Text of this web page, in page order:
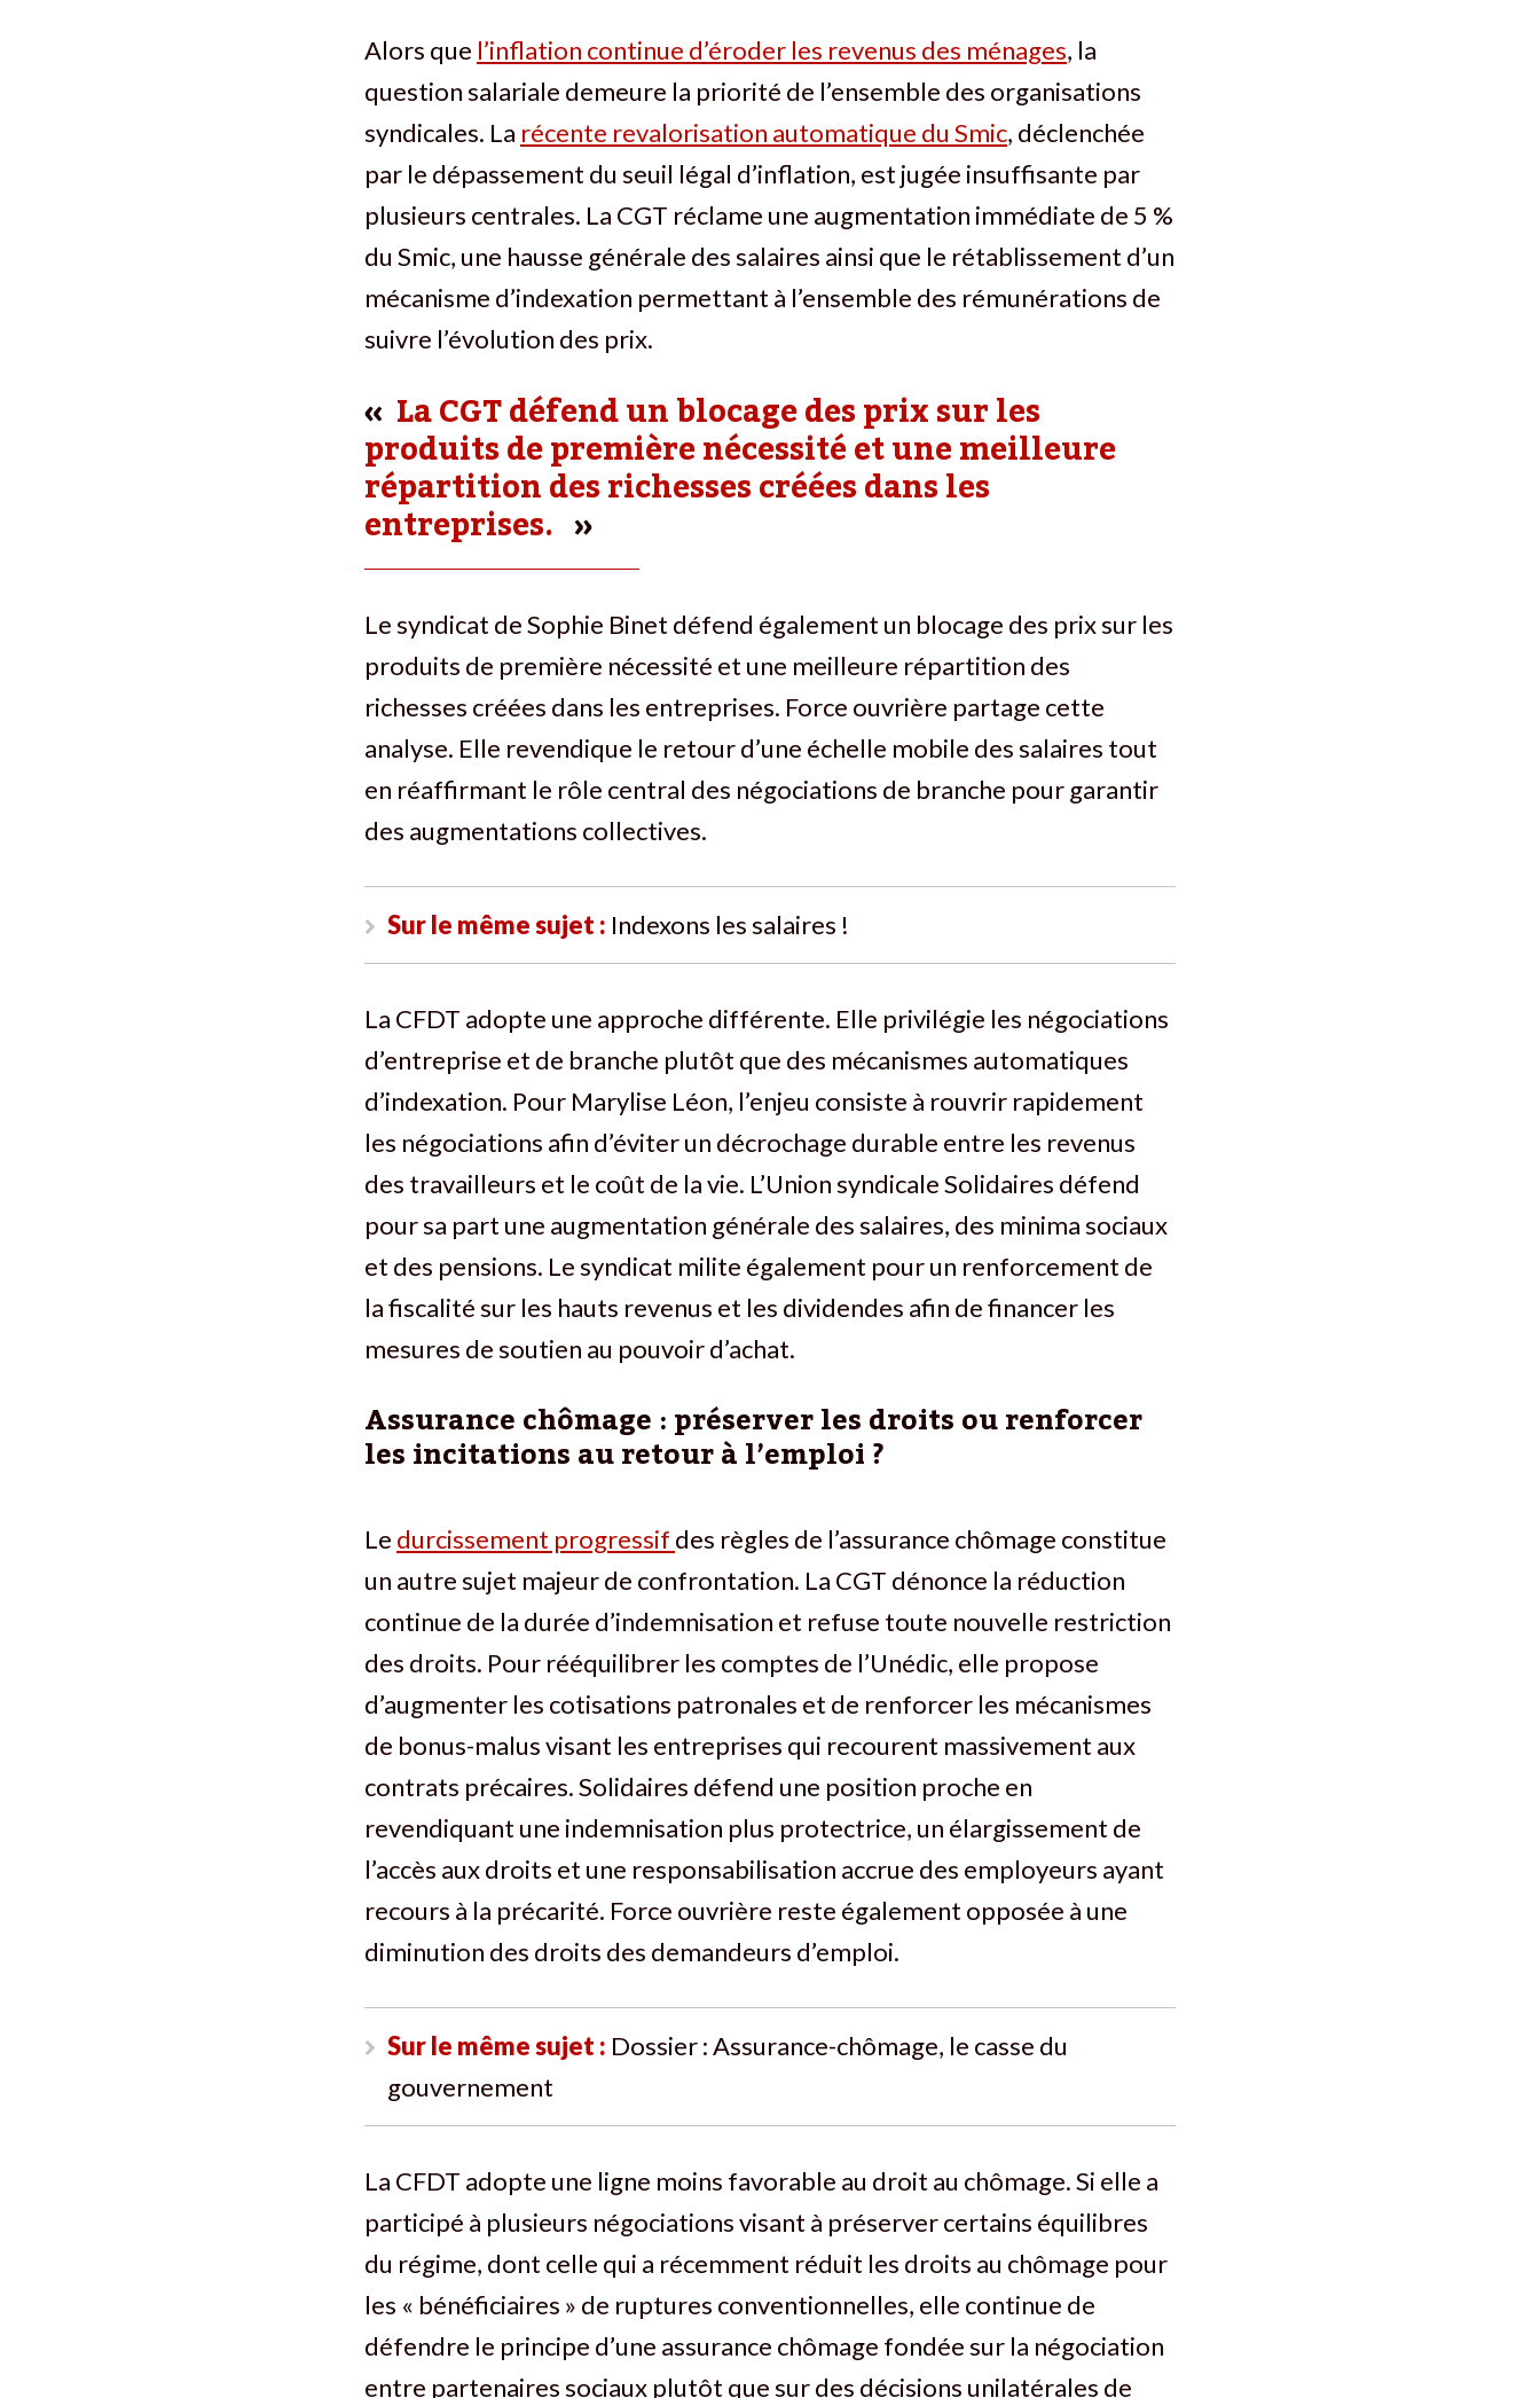
Alors que l’inflation continue d’éroder les revenus des ménages, la
question salariale demeure la priorité de l’ensemble des organisations
syndicales. La récente revalorisation automatique du Smic, déclenchée
par le dépassement du seuil légal d’inflation, est jugée insuffisante par
plusieurs centrales. La CGT réclame une augmentation immédiate de 5 %
du Smic, une hausse générale des salaires ainsi que le rétablissement d’un
mécanisme d’indexation permettant à l’ensemble des rémunérations de
suivre l’évolution des prix.
La CGT défend un blocage des prix sur les
produits de première nécessité et une meilleure
répartition des richesses créées dans les
entreprises.
Le syndicat de Sophie Binet défend également un blocage des prix sur les
produits de première nécessité et une meilleure répartition des
richesses créées dans les entreprises. Force ouvrière partage cette
analyse. Elle revendique le retour d’une échelle mobile des salaires tout
en réaffirmant le rôle central des négociations de branche pour garantir
des augmentations collectives.
Sur le même sujet : Indexons les salaires !
La CFDT adopte une approche différente. Elle privilégie les négociations
d’entreprise et de branche plutôt que des mécanismes automatiques
d’indexation. Pour Marylise Léon, l’enjeu consiste à rouvrir rapidement
les négociations afin d’éviter un décrochage durable entre les revenus
des travailleurs et le coût de la vie. L’Union syndicale Solidaires défend
pour sa part une augmentation générale des salaires, des minima sociaux
et des pensions. Le syndicat milite également pour un renforcement de
la fiscalité sur les hauts revenus et les dividendes afin de financer les
mesures de soutien au pouvoir d’achat.
Assurance chômage : préserver les droits ou renforcer
les incitations au retour à l’emploi ?
Le durcissement progressif des règles de l’assurance chômage constitue
un autre sujet majeur de confrontation. La CGT dénonce la réduction
continue de la durée d’indemnisation et refuse toute nouvelle restriction
des droits. Pour rééquilibrer les comptes de l’Unédic, elle propose
d’augmenter les cotisations patronales et de renforcer les mécanismes
de bonus-malus visant les entreprises qui recourent massivement aux
contrats précaires. Solidaires défend une position proche en
revendiquant une indemnisation plus protectrice, un élargissement de
l’accès aux droits et une responsabilisation accrue des employeurs ayant
recours à la précarité. Force ouvrière reste également opposée à une
diminution des droits des demandeurs d’emploi.
Sur le même sujet : Dossier : Assurance-chômage, le casse du
gouvernement
La CFDT adopte une ligne moins favorable au droit au chômage. Si elle a
participé à plusieurs négociations visant à préserver certains équilibres
du régime, dont celle qui a récemment réduit les droits au chômage pour
les « bénéficiaires » de ruptures conventionnelles, elle continue de
défendre le principe d’une assurance chômage fondée sur la négociation
entre partenaires sociaux plutôt que sur des décisions unilatérales de